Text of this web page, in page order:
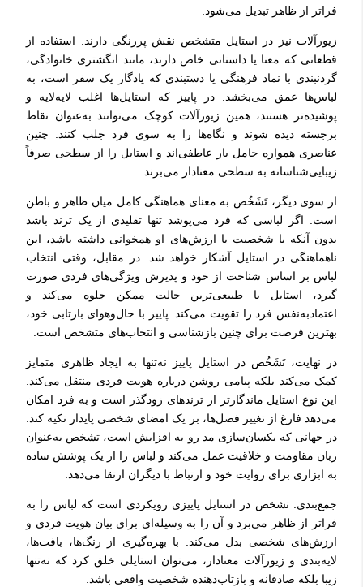
فراتر از ظاهر تبدیل می‌شود.
زیورآلات نیز در استایل متشخص نقش پررنگی دارند. استفاده از
قطعاتی که معنا یا داستانی خاص دارند، مانند انگشتری خانوادگی،
گردنبندی با نماد فرهنگی یا دستبندی که یادگار یک سفر است، به
لباس‌ها عمق می‌بخشد. در پاییز که استایل‌ها اغلب لایه‌لایه و
پوشیده‌تر هستند، همین زیورآلات کوچک می‌توانند به‌عنوان نقاط
برجسته دیده شوند و نگاه‌ها را به سوی فرد جلب کنند. چنین
عناصری همواره حامل بار عاطفی‌اند و استایل را از سطحی صرفاً
زیبایی‌شناسانه به سطحی معنادار می‌برند.
از سوی دیگر، تَشَخُص به معنای هماهنگی کامل میان ظاهر و باطن
است. اگر لباسی که فرد می‌پوشد تنها تقلیدی از یک ترند باشد
بدون آنکه با شخصیت یا ارزش‌های او همخوانی داشته باشد، این
ناهماهنگی در استایل آشکار خواهد شد. در مقابل، وقتی انتخاب
لباس بر اساس شناخت از خود و پذیرش ویژگی‌های فردی صورت
گیرد، استایل با طبیعی‌ترین حالت ممکن جلوه می‌کند و
اعتمادبه‌نفس فرد را تقویت می‌کند. پاییز با حال‌وهوای بازتابی خود،
بهترین فرصت برای چنین بازشناسی و انتخاب‌های متشخص است.
در نهایت، تَشَخُص در استایل پاییز نه‌تنها به ایجاد ظاهری متمایز
کمک می‌کند بلکه پیامی روشن درباره هویت فردی منتقل می‌کند.
این نوع استایل ماندگارتر از ترندهای زودگذر است و به فرد امکان
می‌دهد فارغ از تغییر فصل‌ها، بر یک امضای شخصی پایدار تکیه کند.
در جهانی که یکسان‌سازی مد رو به افزایش است، تشخص به‌عنوان
زبان مقاومت و خلاقیت عمل می‌کند و لباس را از یک پوشش ساده
به ابزاری برای روایت خود و ارتباط با دیگران ارتقا می‌دهد.
جمع‌بندی: تشخص در استایل پاییزی رویکردی است که لباس را به
فراتر از ظاهر می‌برد و آن را به وسیله‌ای برای بیان هویت فردی و
ارزش‌های شخصی بدل می‌کند. با بهره‌گیری از رنگ‌ها، بافت‌ها،
لایه‌بندی و زیورآلات معنادار، می‌توان استایلی خلق کرد که نه‌تنها
زیبا بلکه صادقانه و بازتاب‌دهنده شخصیت واقعی باشد.